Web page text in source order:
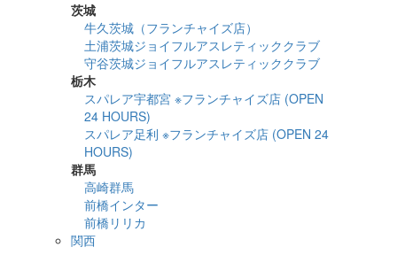
茨城
牛久茨城（フランチャイズ店）
土浦茨城ジョイフルアスレティッククラブ
守谷茨城ジョイフルアスレティッククラブ
栃木
スパレア宇都宮 ※フランチャイズ店 (OPEN
24 HOURS)
スパレア足利 ※フランチャイズ店 (OPEN 24
HOURS)
群馬
高崎群馬
前橋インター
前橋リリカ
関西